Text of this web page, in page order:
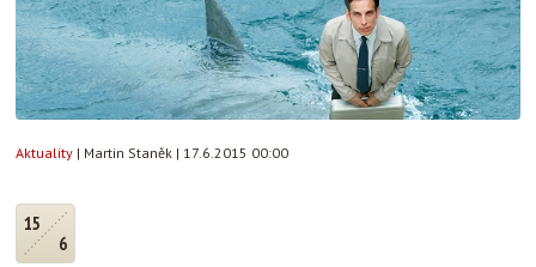
Aktuality | Martin Staněk | 17.6.2015 00:00
15
6